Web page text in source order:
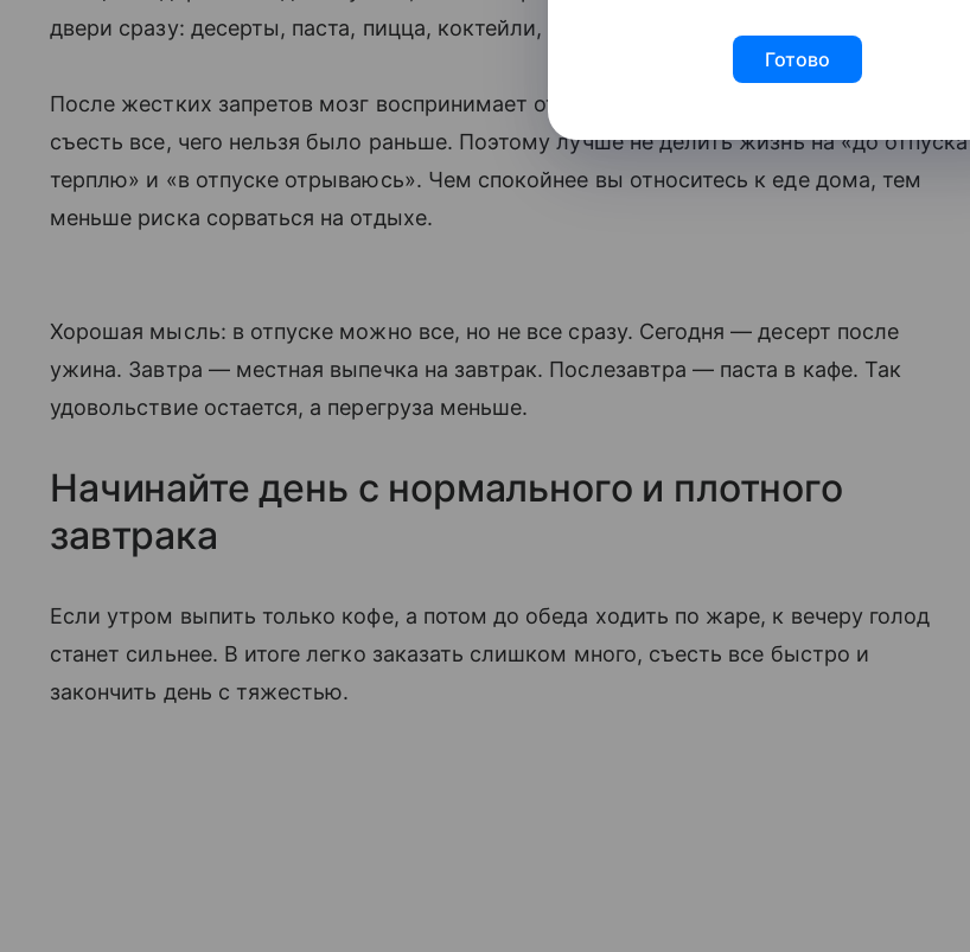
двери сразу: десерты, паста, пицца, коктейли, булочки, фастфуд, снеки.
После жестких запретов мозг воспринимает отпуск как разрешение наконец-то
съесть все, чего нельзя было раньше. Поэтому лучше не делить жизнь на «до отпуска
терплю» и «в отпуске отрываюсь». Чем спокойнее вы относитесь к еде дома, тем
меньше риска сорваться на отдыхе.
Хорошая мысль: в отпуске можно все, но не все сразу. Сегодня — десерт после
ужина. Завтра — местная выпечка на завтрак. Послезавтра — паста в кафе. Так
удовольствие остается, а перегруза меньше.
Начинайте день с нормального и плотного
завтрака
Если утром выпить только кофе, а потом до обеда ходить по жаре, к вечеру голод
станет сильнее. В итоге легко заказать слишком много, съесть все быстро и
закончить день с тяжестью.
Готово